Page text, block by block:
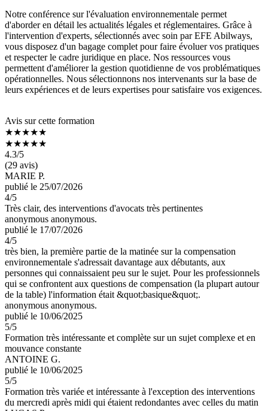
Notre conférence sur l'évaluation environnementale permet
d'aborder en détail les actualités légales et réglementaires. Grâce à
l'intervention d'experts, sélectionnés avec soin par EFE Abilways,
vous disposez d'un bagage complet pour faire évoluer vos pratiques
et respecter le cadre juridique en place. Nos ressources vous
permettent d'améliorer la gestion quotidienne de vos problématiques
opérationnelles. Nous sélectionnons nos intervenants sur la base de
leurs expériences et de leurs expertises pour satisfaire vos exigences.
Avis sur cette formation
★★★★★
★★★★★
4.3/5
(29 avis)
MARIE P.
publié le 25/07/2026
4/5
Très clair, des interventions d'avocats très pertinentes
anonymous anonymous.
publié le 17/07/2026
4/5
très bien, la première partie de la matinée sur la compensation
environnementale s'adressait davantage aux débutants, aux
personnes qui connaissaient peu sur le sujet. Pour les professionnels
qui se confrontent aux questions de compensation (la plupart autour
de la table) l'information était &quot;basique&quot;.
anonymous anonymous.
publié le 10/06/2025
5/5
Formation très intéressante et complète sur un sujet complexe et en
mouvance constante
ANTOINE G.
publié le 10/06/2025
5/5
Formation très variée et intéressante à l'exception des interventions
du mercredi après midi qui étaient redondantes avec celles du matin